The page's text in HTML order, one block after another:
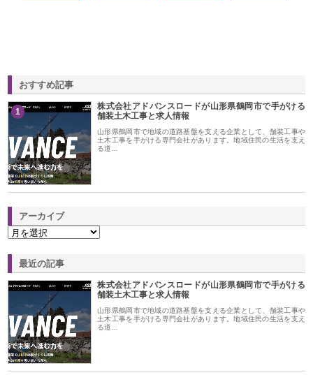
おすすめ記事
1
株式会社アドバンスロードが山形県鶴岡市で手がける
舗装土木工事と求人情報
山形県鶴岡市で地域の道路基盤を支える企業として、舗装工事や
土木工事を手がける専門会社があります。地域住民の生活を支え
る道…
アーカイブ
最近の記事
株式会社アドバンスロードが山形県鶴岡市で手がける
舗装土木工事と求人情報
山形県鶴岡市で地域の道路基盤を支える企業として、舗装工事や
土木工事を手がける専門会社があります。地域住民の生活を支え
る道…